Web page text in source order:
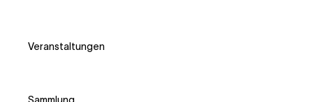
Veranstaltungen